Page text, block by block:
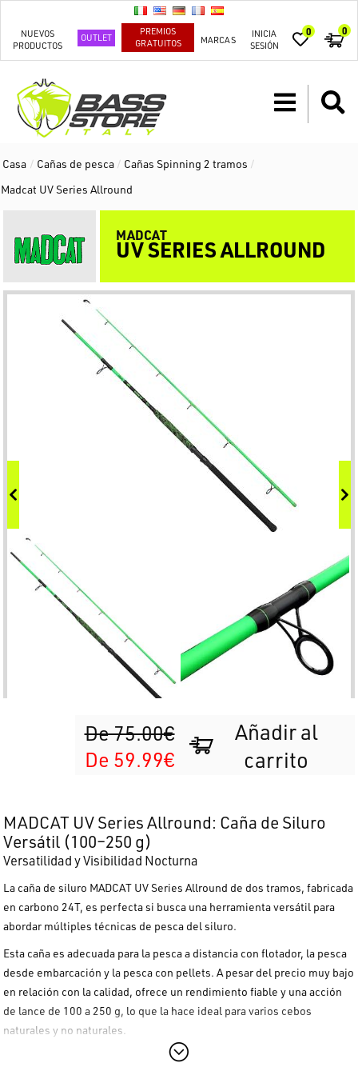
NUEVOS
PRODUCTOS
OUTLET
PREMIOS
GRATUITOS
MARCAS
INICIA
SESIÓN
0 0
Casa / Cañas de pesca / Cañas Spinning 2 tramos /
Madcat UV Series Allround
MADCAT
UV SERIES ALLROUND
De 75.00€
De 59.99€
Añadir al
carrito
MADCAT UV Series Allround: Caña de Siluro
Versátil (100–250 g)
Versatilidad y Visibilidad Nocturna
La caña de siluro MADCAT UV Series Allround de dos tramos, fabricada
en carbono 24T, es perfecta si busca una herramienta versátil para
abordar múltiples técnicas de pesca del siluro.
Esta caña es adecuada para la pesca a distancia con flotador, la pesca
desde embarcación y la pesca con pellets. A pesar del precio muy bajo
en relación con la calidad, ofrece un rendimiento fiable y una acción
de lance de 100 a 250 g, lo que la hace ideal para varios cebos
naturales y no naturales.
Tecnología UV-Activa y Construcción Sólida